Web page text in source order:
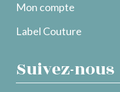
Mon compte
Label Couture
Suivez-nous